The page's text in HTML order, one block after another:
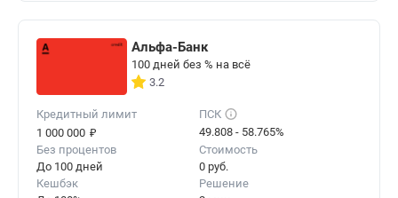
Альфа-Банк
100 дней без % на всё
3.2
Кредитный лимит
1 000 000 ₽
ПСК
49.808 - 58.765%
Без процентов
До 100 дней
Стоимость
0 руб.
Кешбэк
Решение